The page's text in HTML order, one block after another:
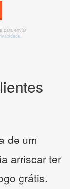
para enviar
de um
arriscar ter
grátis.